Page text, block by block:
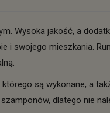
Wysoka jakość, a
i swojego mieszkania.
są wykonane, a
dlatego nie